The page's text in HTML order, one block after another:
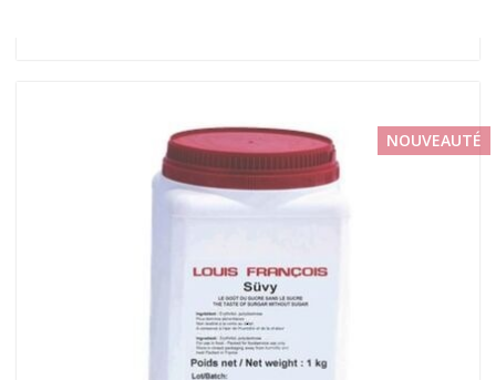
NOUVEAUTÉ